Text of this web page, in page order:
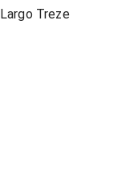
Largo Treze